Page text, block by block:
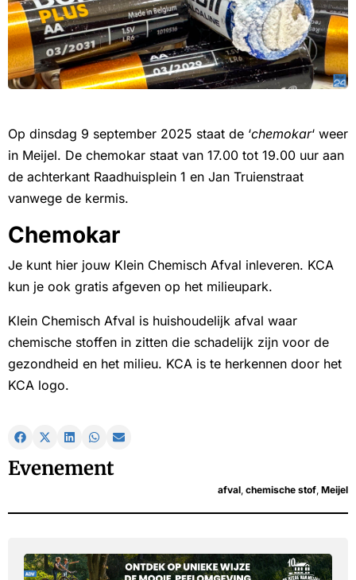
Op dinsdag 9 september 2025 staat de ‘chemokar‘ weer
in Meijel. De chemokar staat van 17.00 tot 19.00 uur aan
de achterkant Raadhuisplein 1 en Jan Truienstraat
vanwege de kermis.
Chemokar
Je kunt hier jouw Klein Chemisch Afval inleveren. KCA
kun je ook gratis afgeven op het milieupark.
Klein Chemisch Afval is huishoudelijk afval waar
chemische stoffen in zitten die schadelijk zijn voor de
gezondheid en het milieu. KCA is te herkennen door het
KCA logo.
Evenement
afval chemische stof Meijel